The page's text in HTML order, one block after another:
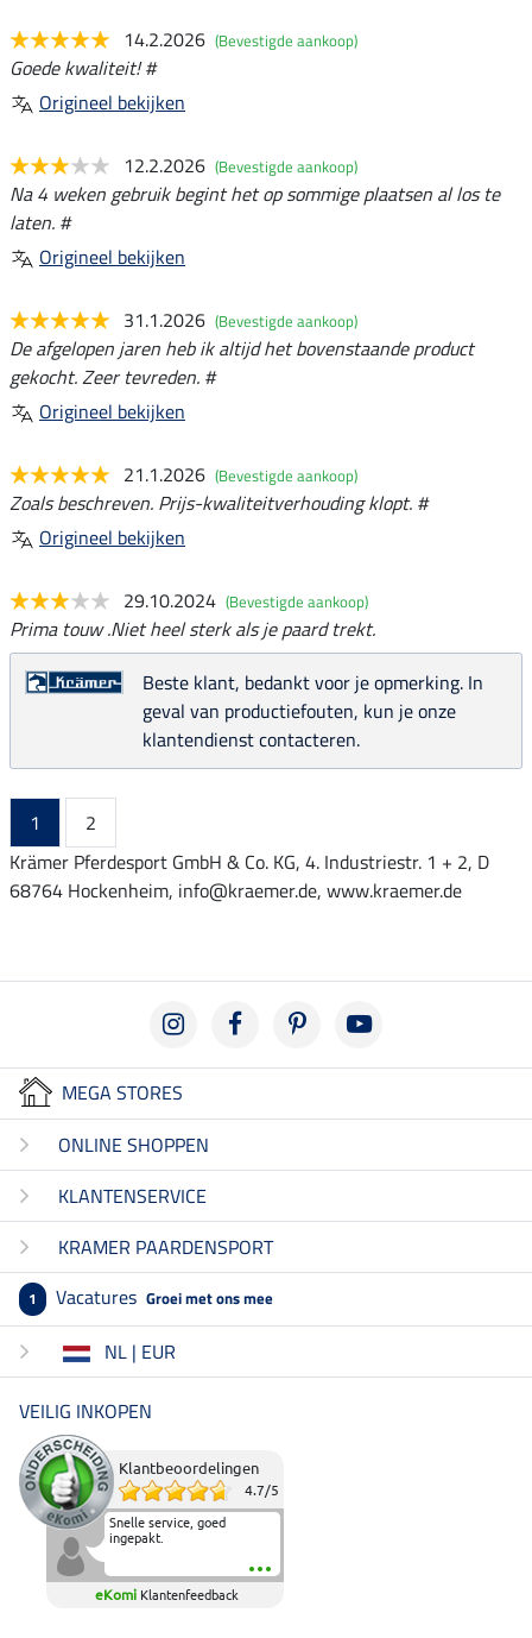
14.2.2026 (Bevestigde aankoop)
Goede kwaliteit! #
Origineel bekijken
12.2.2026 (Bevestigde aankoop)
Na 4 weken gebruik begint het op sommige plaatsen al los te
laten. #
Origineel bekijken
31.1.2026 (Bevestigde aankoop)
De afgelopen jaren heb ik altijd het bovenstaande product
gekocht. Zeer tevreden. #
Origineel bekijken
21.1.2026 (Bevestigde aankoop)
Zoals beschreven. Prijs-kwaliteitverhouding klopt. #
Origineel bekijken
29.10.2024 (Bevestigde aankoop)
Prima touw .Niet heel sterk als je paard trekt.
Beste klant, bedankt voor je opmerking. In
geval van productiefouten, kun je onze
klantendienst contacteren.
1
2
Krämer Pferdesport GmbH & Co. KG, 4. Industriestr. 1 + 2, D
68764 Hockenheim, info@kraemer.de, www.kraemer.de
MEGA STORES
ONLINE SHOPPEN
KLANTENSERVICE
KRAMER PAARDENSPORT
1 Vacatures Groei met ons mee
NL | EUR
VEILIG INKOPEN
Klantbeoordelingen
4.7/5
Snelle service, goed
ingepakt.
eKomi Klantenfeedback